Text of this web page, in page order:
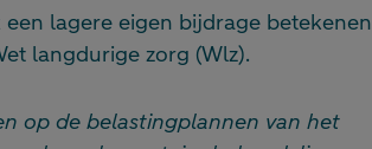
lagere eigen bijdrage betekenen
langdurige zorg (Wlz).
op de belastingplannen van het